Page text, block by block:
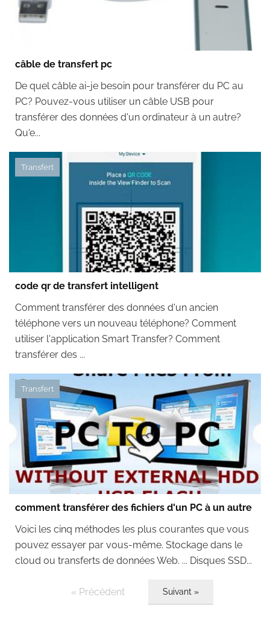
câble de transfert pc
De quel câble ai-je besoin pour transférer du PC au
PC? Pouvez-vous utiliser un câble USB pour
transférer des données d'un ordinateur à un autre?
Qu'e...
Transfert
code qr de transfert intelligent
Comment transférer des données d'un ancien
téléphone vers un nouveau téléphone? Comment
utiliser l'application Smart Transfer? Comment
transférer des ...
Transfert
comment transférer des fichiers d'un PC à un autre
Voici les cinq méthodes les plus courantes que vous
pouvez essayer par vous-même. Stockage dans le
cloud ou transferts de données Web. ... Disques SSD...
« Précédent Suivant »